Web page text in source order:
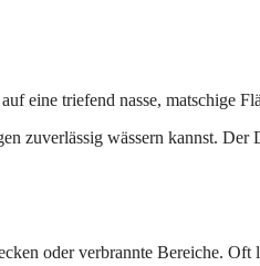
eine triefend nasse, matschige
zuverlässig wässern kannst.
oder verbrannte Bereiche.